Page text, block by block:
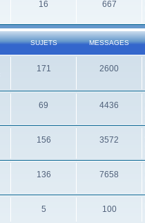
16 667
SUJETS MESSAGES
171 2600
69 4436
156 3572
136 7658
5 100